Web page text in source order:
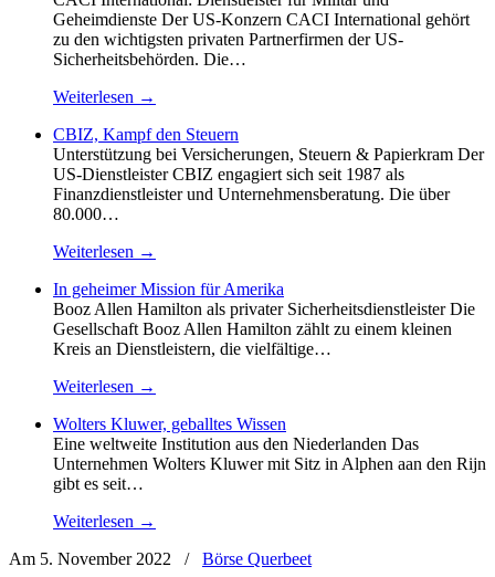
Geheimdienste Der US-Konzern CACI International gehört
zu den wichtigsten privaten Partnerfirmen der US-
Sicherheitsbehörden. Die…
Weiterlesen →
CBIZ, Kampf den Steuern
Unterstützung bei Versicherungen, Steuern & Papierkram Der
US-Dienstleister CBIZ engagiert sich seit 1987 als
Finanzdienstleister und Unternehmensberatung. Die über
80.000…
Weiterlesen →
In geheimer Mission für Amerika
Booz Allen Hamilton als privater Sicherheitsdienstleister Die
Gesellschaft Booz Allen Hamilton zählt zu einem kleinen
Kreis an Dienstleistern, die vielfältige…
Weiterlesen →
Wolters Kluwer, geballtes Wissen
Eine weltweite Institution aus den Niederlanden Das
Unternehmen Wolters Kluwer mit Sitz in Alphen aan den Rijn
gibt es seit…
Weiterlesen →
Am 5. November 2022
/ Börse Querbeet